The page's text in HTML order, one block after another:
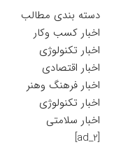
دسته بندی مطالب
اخبار کسب وکار
اخبار تکنولوژی
اخبار اقتصادی
اخبار فرهنگ وهنر
اخبار تکنولوژی
اخبار سلامتی
[ad_2]